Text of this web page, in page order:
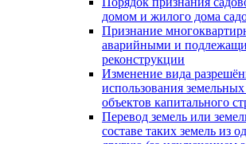
домом и жилого дома
Признание
аварийными и
реконструкции
Изменение вида
использования земельных
объектов капитального
Перевод земель или
составе таких земель из